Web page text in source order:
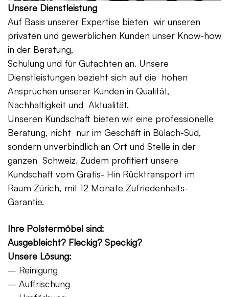
Unsere Dienstleistung
Auf Basis unserer Expertise bieten wir unseren
privaten und gewerblichen Kunden unser Know-how
in der Beratung,
Schulung und für Gutachten an. Unsere
Dienstleistungen bezieht sich auf die hohen
Ansprüchen unserer Kunden in Qualität,
Nachhaltigkeit und Aktualität.
Unseren Kundschaft bieten wir eine professionelle
Beratung, nicht nur im Geschäft in Bülach-Süd,
sondern unverbindlich an Ort und Stelle in der
ganzen Schweiz. Zudem profitiert unsere
Kundschaft vom Gratis- Hin Rücktransport im
Raum Zürich, mit 12 Monate Zufriedenheits-
Garantie.
Ihre Polstermöbel sind:
Ausgebleicht? Fleckig? Speckig?
Unsere Lösung:
– Reinigung
– Auffrischung